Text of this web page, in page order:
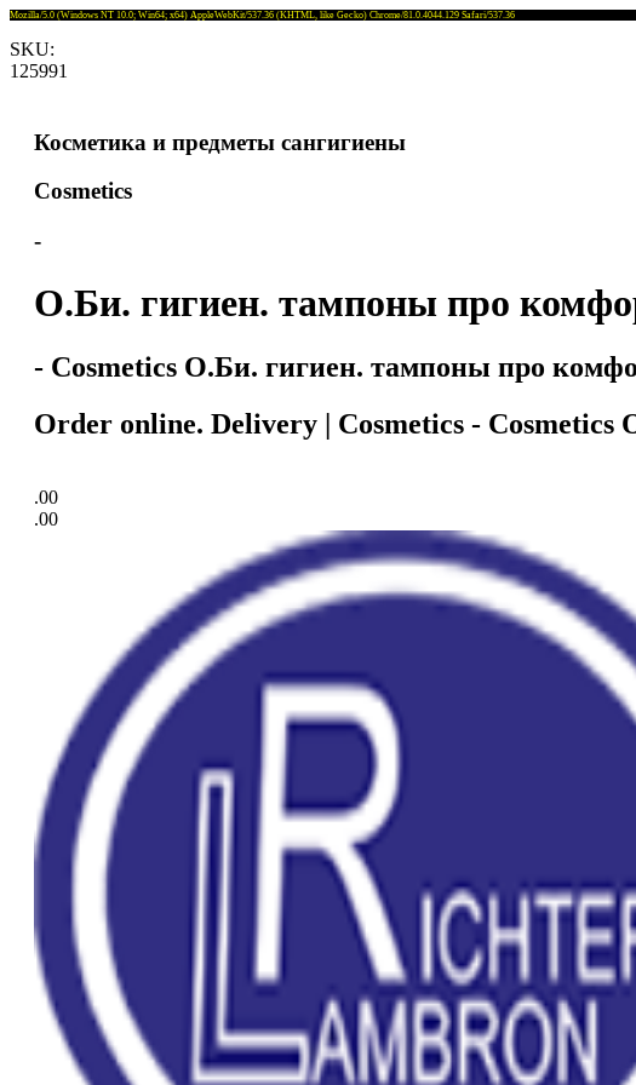
Mozilla/5.0 (Windows NT 10.0; Win64; x64) AppleWebKit/537.36 (KHTML, like Gecko) Chrome/81.0.4044.129 Safari/537.36
SKU:
125991
Косметика и предметы сангигиены
Cosmetics
-
О.Би. гигиен. тампоны про
- Cosmetics О.Би. гигиен. тампоны про
Order online. Delivery | Cosmetics -
.00
.00